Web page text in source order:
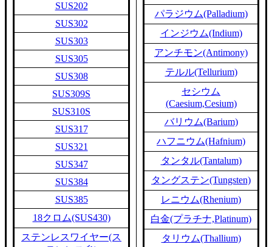
SUS202
SUS302
SUS303
SUS305
SUS308
SUS309S
SUS310S
SUS317
SUS321
SUS347
SUS384
SUS385
18クロム(SUS430)
ステンレスワイヤー(ス
パラジウム(Palladium)
インジウム(Indium)
アンチモン(Antimony)
テルル(Tellurium)
セシウム
(Caesium,Cesium)
バリウム(Barium)
ハフニウム(Hafnium)
タンタル(Tantalum)
タングステン(Tungsten)
レニウム(Rhenium)
白金(プラチナ,Platinum)
タリウム(Thallium)